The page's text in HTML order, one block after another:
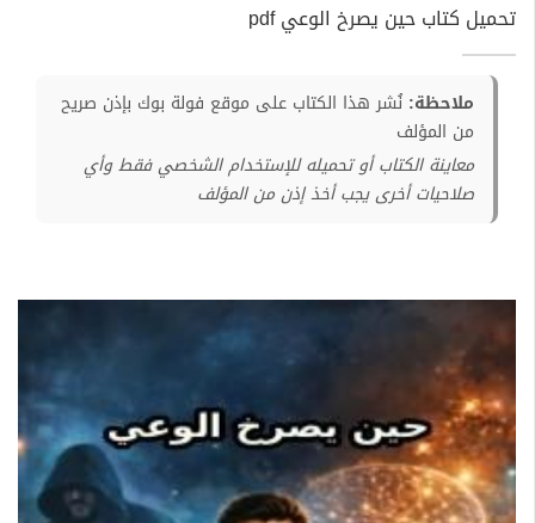
تحميل كتاب حين يصرخ الوعي pdf
ملاحظة: نُشر هذا الكتاب على موقع فولة بوك بإذن صريح
من المؤلف
معاينة الكتاب أو تحميله للإستخدام الشخصي فقط وأي
صلاحيات أخرى يجب أخذ إذن من المؤلف